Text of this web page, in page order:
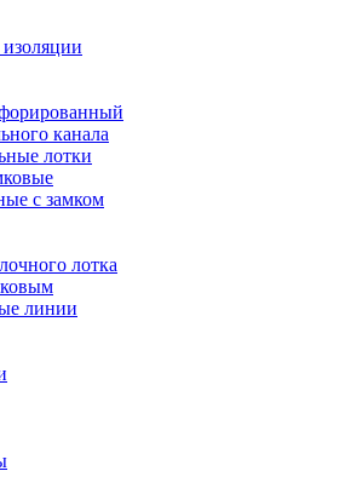
канала
лотки
с замком
лотка
линии